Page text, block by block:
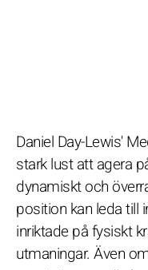
Daniel Day-Lewis'
stark lust att agera
dynamiskt och
position kan leda till
inriktade på fysiskt
utmaningar. Även